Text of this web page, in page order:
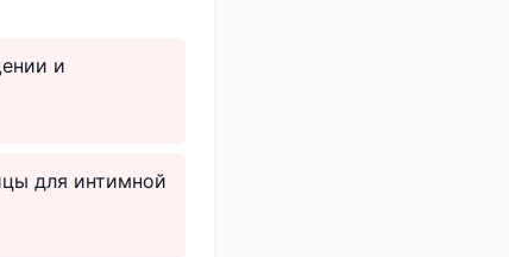
и
для интимной